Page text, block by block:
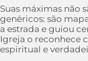
Suas máximas não
genéricos: são
a estrada e guiou
Igreja o reconhece
espiritual e